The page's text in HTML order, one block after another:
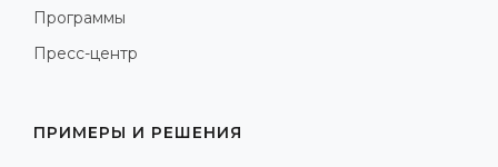
Программы
Пресс-центр
ПРИМЕРЫ И РЕШЕНИЯ